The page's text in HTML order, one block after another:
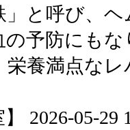
」と呼び、
の予防にも
栄養満点な
】 2026-05-29